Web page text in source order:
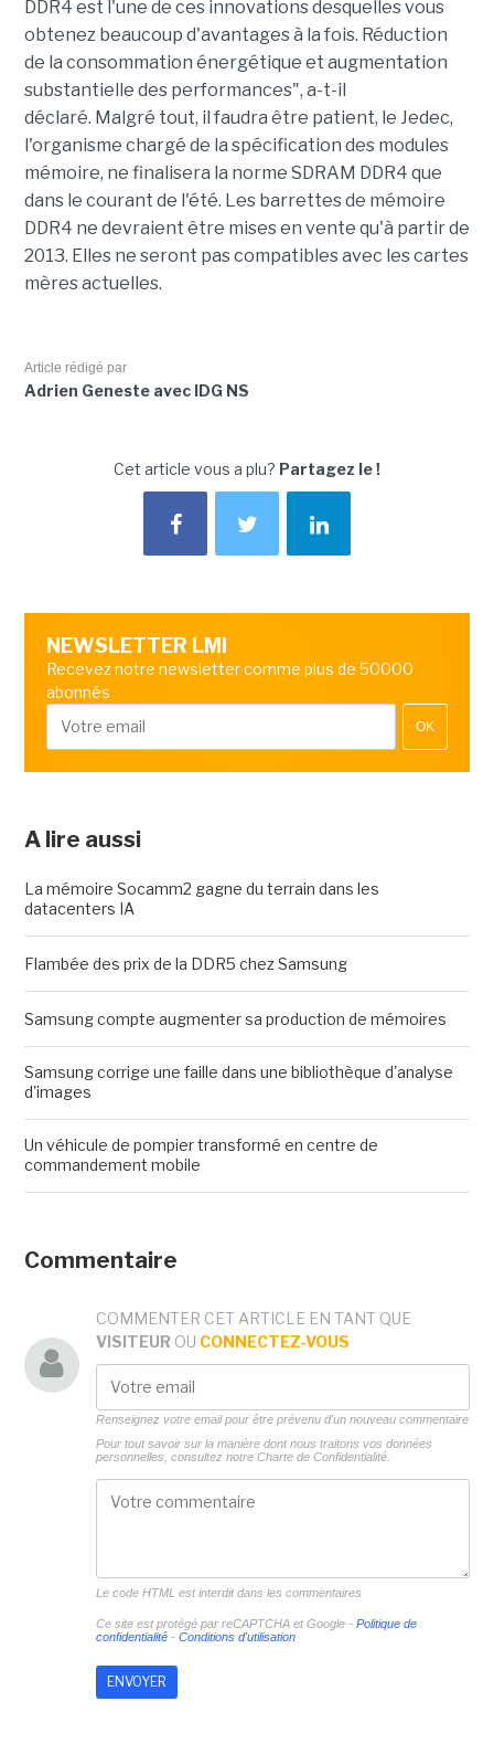
DDR4 est l'une de ces innovations desquelles vous
obtenez beaucoup d'avantages à la fois. Réduction
de la consommation énergétique et augmentation
substantielle des performances", a-t-il
déclaré. Malgré tout, il faudra être patient, le Jedec,
l'organisme chargé de la spécification des modules
mémoire, ne finalisera la norme SDRAM DDR4 que
dans le courant de l'été. Les barrettes de mémoire
DDR4 ne devraient être mises en vente qu'à partir de
2013. Elles ne seront pas compatibles avec les cartes
mères actuelles.
Article rédigé par
Adrien Geneste avec IDG NS
Cet article vous a plu? Partagez le !
NEWSLETTER LMI
Recevez notre newsletter comme plus de 50000
abonnés
OK
A lire aussi
La mémoire Socamm2 gagne du terrain dans les
datacenters IA
Flambée des prix de la DDR5 chez Samsung
Samsung compte augmenter sa production de mémoires
Samsung corrige une faille dans une bibliothèque d'analyse
d'images
Un véhicule de pompier transformé en centre de
commandement mobile
Commentaire
COMMENTER CET ARTICLE EN TANT QUE
VISITEUR OU CONNECTEZ-VOUS
Renseignez votre email pour être prévenu d'un nouveau commentaire
Pour tout savoir sur la manière dont nous traitons vos données
personnelles, consultez notre Charte de Confidentialité.
Le code HTML est interdit dans les commentaires
Ce site est protégé par reCAPTCHA et Google - Politique de
confidentialité- Conditions d'utilisation